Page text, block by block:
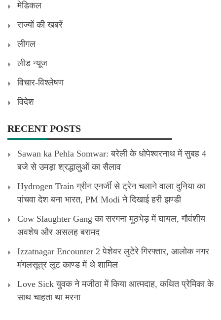
मेडिकल
राज्यों की खबरें
लीगल
लीड न्यूज
विचार-विश्लेषण
विदेश
RECENT POSTS
Sawan ka Pehla Somwar: बरेली के धोपेश्वरनाथ में सुबह 4
बजे से उमड़ा श्रद्धालुओं का सैलाव
Hydrogen Train ग्रीन एनर्जी से ट्रेन चलाने वाला दुनिया का
पांचवा देश बना भारत, PM Modi ने दिखाई हरी झण्डी
Cow Slaughter Gang का सरगना मुठभेड़ में घायल, गौवंशीय
अवशेष और असलह बरामद
Izzatnagar Encounter 2 पेशेवर लुटेरे गिरफ्तार, आलोक नगर
मंगलसूत्र लूट काण्‍ड में थे शामिल
Love Sick युवक ने मजीठा में किया आत्मदाह, कथित प्रेमिका के
साथ चाहता था मरना